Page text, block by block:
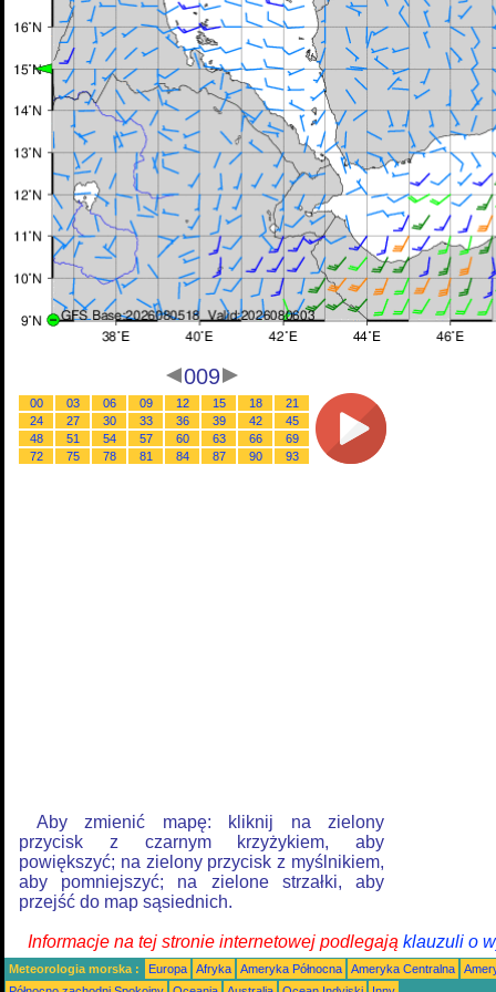
009
00 03 06 09 12 15 18
21
24
27 30 33 36 39 42
45
48
51 54 57 60 63 66
69
72
75 78 81 84 87 90 93
Aby zmienić mapę: kliknij na zielony
przycisk z czarnym krzyżykiem, aby
powiększyć; na zielony przycisk z myślnikiem,
aby pomniejszyć; na zielone strzałki, aby
przejść do map sąsiednich.
Informacje na tej stronie internetowej podlegają klauzuli o
Meteorologia morska : Europa Afryka Ameryka Północna Ameryka Centralna